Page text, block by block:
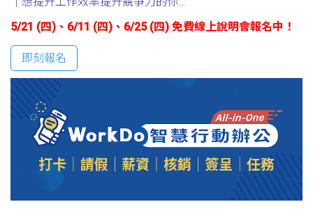
5/21 (四)、6/11 (四)、6/25 (四) 免費線上說明會報名中！
即刻報名